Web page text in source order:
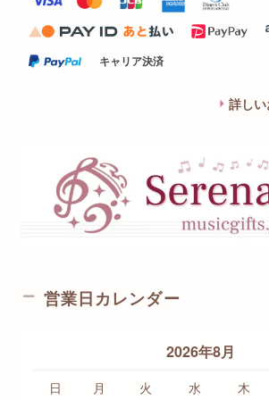
キャリア決済
詳し
営業日カレンダー
2026年8月
日 月 火 水 木